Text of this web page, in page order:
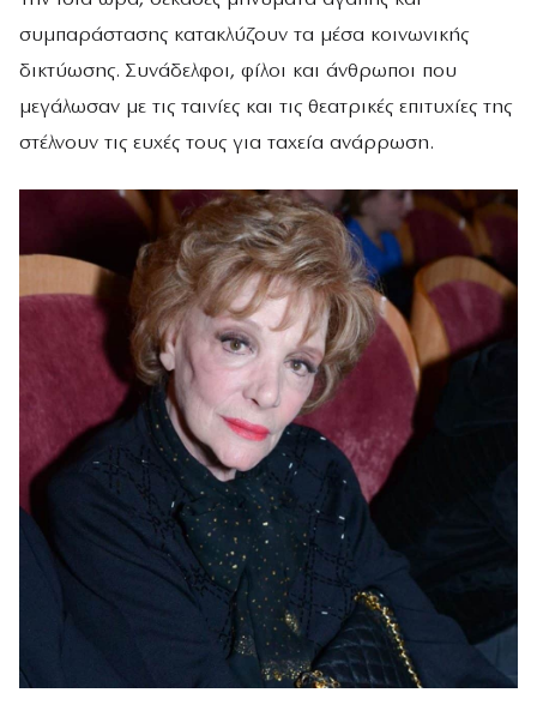
συμπαράστασης κατακλύζουν τα μέσα κοινωνικής
δικτύωσης. Συνάδελφοι, φίλοι και άνθρωποι που
μεγάλωσαν με τις ταινίες και τις θεατρικές επιτυχίες της
στέλνουν τις ευχές τους για ταχεία ανάρρωση.